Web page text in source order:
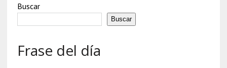
Buscar
Buscar
Frase del día